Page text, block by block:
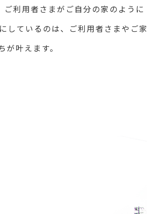
利用者さまがご自分の家のように
しているのは、ご利用者さまやご家
叶えます。